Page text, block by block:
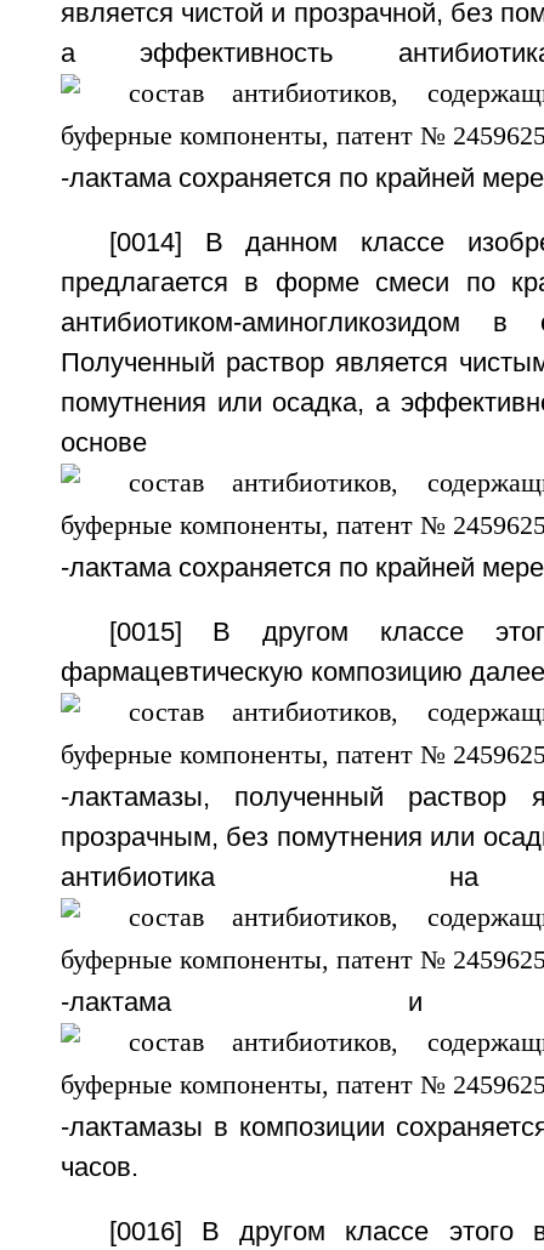
является чистой и прозрачной, без
а эффективность
-лактама сохраняется по крайней
[0014] В данном классе
предлагается в форме смеси по
антибиотиком-аминогликозидом в
Полученный раствор является
помутнения или осадка, а
основе
-лактама сохраняется по крайней
[0015] В другом классе
фармацевтическую композицию
-лактамазы, полученный раствор
прозрачным, без помутнения или
антибиотика
-лактама и
-лактамазы в композиции
часов.
[0016] В другом классе этого